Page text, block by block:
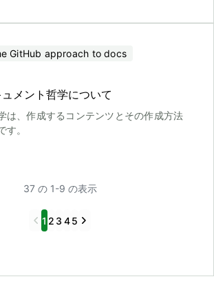
GitHub approach to docs
メント哲学について
は、作成するコンテンツとその作成方法
す。
37 の 1-9 の表示
Previous
1 2 3 45 Next